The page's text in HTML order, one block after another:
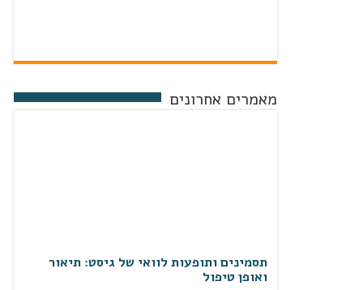
מאמרים אחרונים
"תסמינים ותופעות לוואי של גיסט: תיאור ואופן